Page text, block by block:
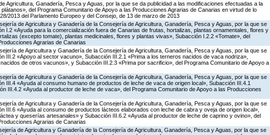
Agricultura, Ganadería, Pesca y Aguas, por la que se da publicidad a las modificaciones efectuadas a la
del Programa Comunitario de Apoyo a las Producciones Agrarias de Canarias en virtud de lo
2013 del Parlamento Europeo y del Consejo, de 13 de marzo de 2013
de Agricultura y Ganadería de la Consejería de Agricultura, Ganadería, Pesca y Aguas, por la que se
I.2 «Ayuda para la comercialización fuera de Canarias de frutas, hortalizas, plantas ornamentales, flores y
(excepto tomate), plantas medicinales, flores y plantas vivas», Subacción I.2.2 «Tomate», del
Agrarias de Canarias
de Agricultura y Ganadería de la Consejería de Agricultura, Ganadería, Pesca y Aguas, por la que se
III.2 «Apoyo al sector vacuno», Subacción III.2.1 «Prima a los terneros nacidos de vaca nodriza»,
de otros vacunos», y Subacción III.2.3 «Prima por sacrificio», del Programa Comunitario de Apoyo a
de Agricultura y Ganadería de la Consejería de Agricultura, Ganadería, Pesca y Aguas, por la que se
III.4 «Ayuda al consumo humano de productos de leche de vaca de origen local», Subacción III.4.1
III.4.2 «Ayuda al productor de leche de vaca», del Programa Comunitario de Apoyo a las Producciones
de Agricultura y Ganadería de la Consejería de Agricultura, Ganadería, Pesca y Aguas, por la que se
III.6 «Ayuda al consumo de productos lácteos elaborados con leche de cabra y oveja de origen local»,
y queserías artesanales» y Subacción III.6.2 «Ayuda al productor de leche de caprino y ovino», del
Agrarias de Canarias
de Agricultura y Ganadería de la Consejería de Agricultura, Ganadería, Pesca y Aguas, por la que se